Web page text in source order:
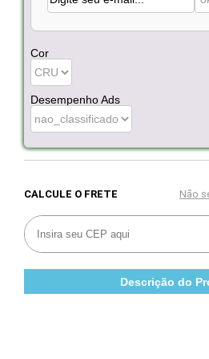
Cor
Desempenho Ads
Descrição do